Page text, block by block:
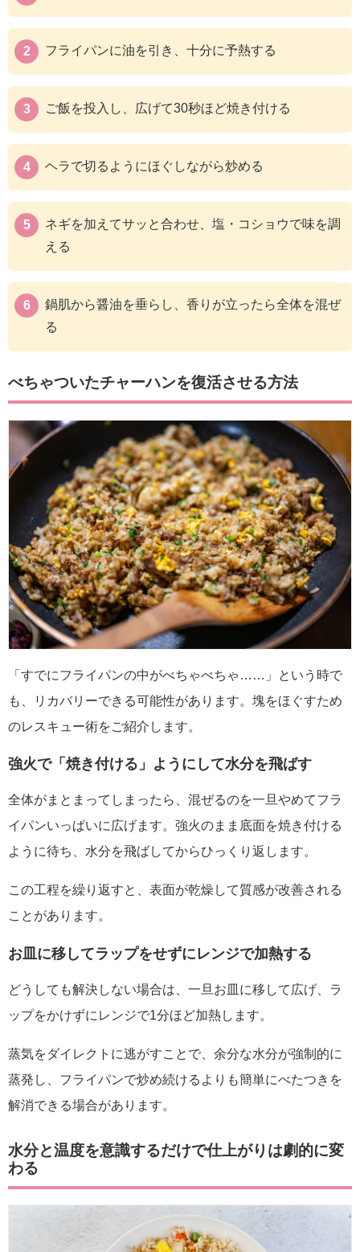
フライパンに油を引き、十分に予熱する
ご飯を投入し、広げて30秒ほど焼き付ける
ヘラで切るようにほぐしながら炒める
ネギを加えてサッと合わせ、塩・コショウで味を調
える
鍋肌から醤油を垂らし、香りが立ったら全体を混ぜ
る
べちゃついたチャーハンを復活させる方法
「すでにフライパンの中がべちゃべちゃ……」という時で
も、リカバリーできる可能性があります。塊をほぐすため
のレスキュー術をご紹介します。
強火で「焼き付ける」ようにして水分を飛ばす
全体がまとまってしまったら、混ぜるのを一旦やめてフラ
イパンいっぱいに広げます。強火のまま底面を焼き付ける
ように待ち、水分を飛ばしてからひっくり返します。
この工程を繰り返すと、表面が乾燥して質感が改善される
ことがあります。
お皿に移してラップをせずにレンジで加熱する
どうしても解決しない場合は、一旦お皿に移して広げ、ラ
ップをかけずにレンジで1分ほど加熱します。
蒸気をダイレクトに逃がすことで、余分な水分が強制的に
蒸発し、フライパンで炒め続けるよりも簡単にべたつきを
解消できる場合があります。
水分と温度を意識するだけで仕上がりは劇的に変
わる